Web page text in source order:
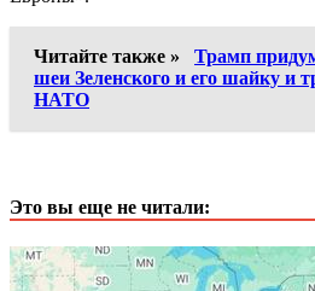
Читайте также »
Трамп
шеи Зеленского и его шайку и
НАТО
Это вы еще не читали: